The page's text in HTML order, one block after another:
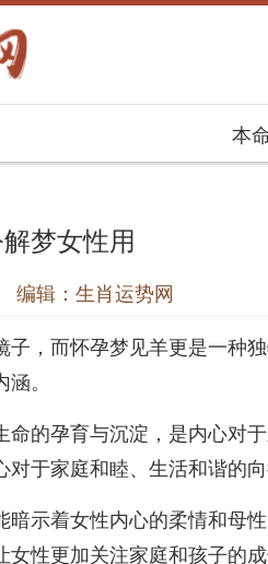
本
梦女性用
编辑：生肖运势网
子，而怀孕梦见羊更是一种
。
命的孕育与沉淀，是内心对
于家庭和睦、生活和谐的向
暗示着女性内心的柔情和母
性更加关注家庭和孩子的成